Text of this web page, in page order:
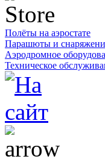
Полёты на аэростате
Парашюты и
Аэродромное
Техническое